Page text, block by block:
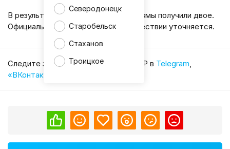
Северодонецк
Старобельск
Стаханов
Троицкое
В результате инцидента лёгкие травмы получили двое.
Официальная информация о происшествии уточняется.
Cледите за главными новостями ЛНР в Telegram
«ВКонтакте»